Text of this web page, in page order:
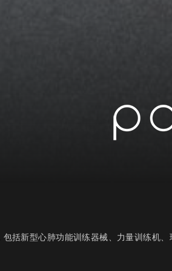
括新型心肺功能训练器械、力量训练机